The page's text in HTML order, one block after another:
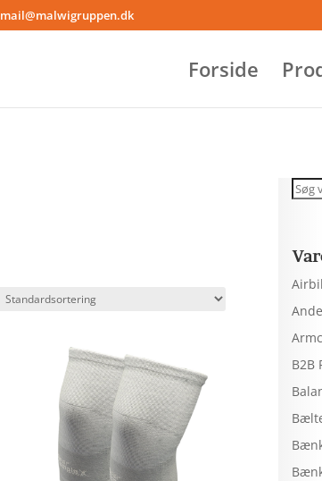
mail@malwigruppen.dk
Forside
Søg
B2B